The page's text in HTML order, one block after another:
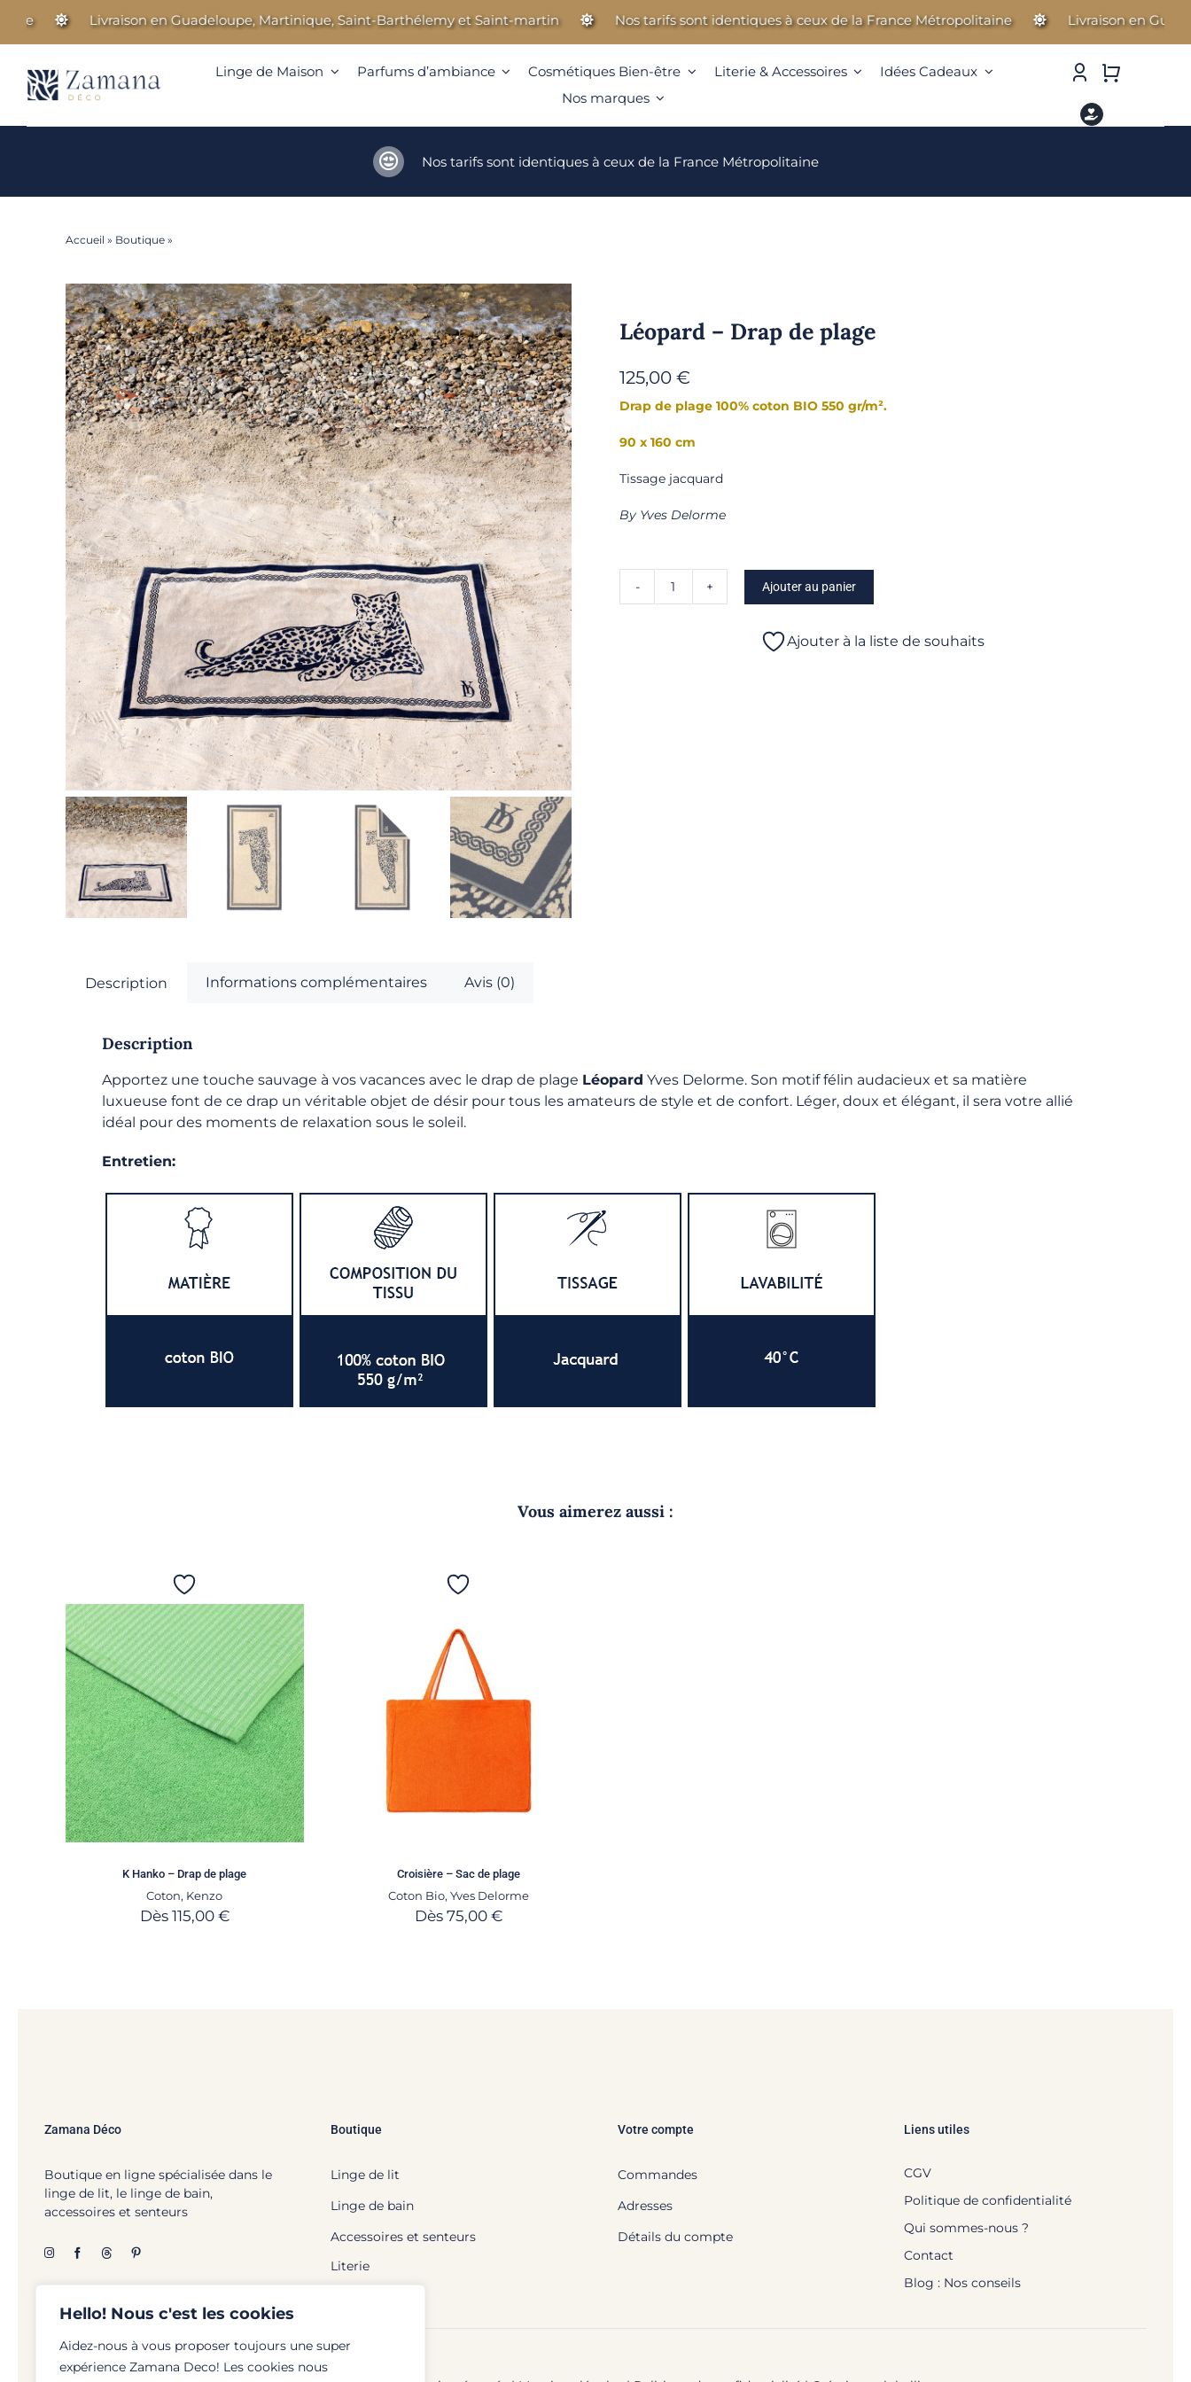
Hello! Nous c'est les cookies
Aidez-nous à vous proposer toujours une super
expérience Zamana Deco! Les cookies nous
Livraison en Guadeloupe, Martinique, Saint-Barthélemy et Saint-martin Nos tarifs sont identiques à ceux de la France Métropolitaine Livraison en
Linge de Maison Parfums d’ambiance Cosmétiques Bien-être Literie & Accessoires
Idées Cadeaux
Nos marques
Nos tarifs sont identiques à ceux de la France Métropolitaine
Accueil » Boutique»
Léopard – Drap de plage
125,00 €
Drap de plage 100% coton BIO 550 gr/m².
90 x 160 cm
Tissage jacquard
By Yves Delorme
quantité
Ajouter au panier
Ajouter à la liste de souhaits
Description Informations complémentaires Avis (0)
Description
Apportez une touche sauvage à vos vacances avec le drap de plage Léopard Yves Delorme. Son motif félin audacieux et sa matière
luxueuse font de ce drap un véritable objet de désir pour tous les amateurs de style et de confort. Léger, doux et élégant, il sera votre allié
idéal pour des moments de relaxation sous le soleil.
Entretien:
Vous aimerez aussi :
K Hanko – Drap de plage
Coton, Kenzo
Dès 115,00 €
Croisière – Sac de plage
Coton Bio, Yves Delorme
Dès 75,00 €
Zamana Déco
Boutique en ligne spécialisée dans le
linge de lit, le linge de bain,
accessoires et senteurs
Boutique
Linge de lit
Linge de bain
Accessoires et senteurs
Literie
Votre compte
Commandes
Adresses
Détails du compte
Liens utiles
CGV
Politique de confidentialité
Qui sommes-nous ?
Contact
Blog : Nos conseils